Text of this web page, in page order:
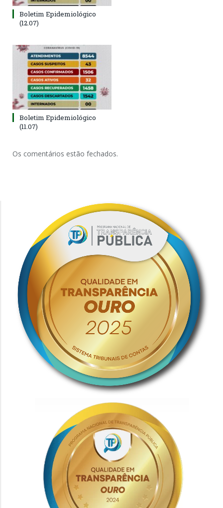
Boletim Epidemiológico
(12.07)
Boletim Epidemiológico
(11.07)
Os comentários estão fechados.